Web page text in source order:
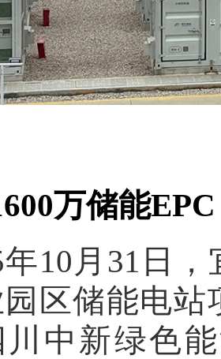
万储能
年10月31日
区储能电
川中新绿色